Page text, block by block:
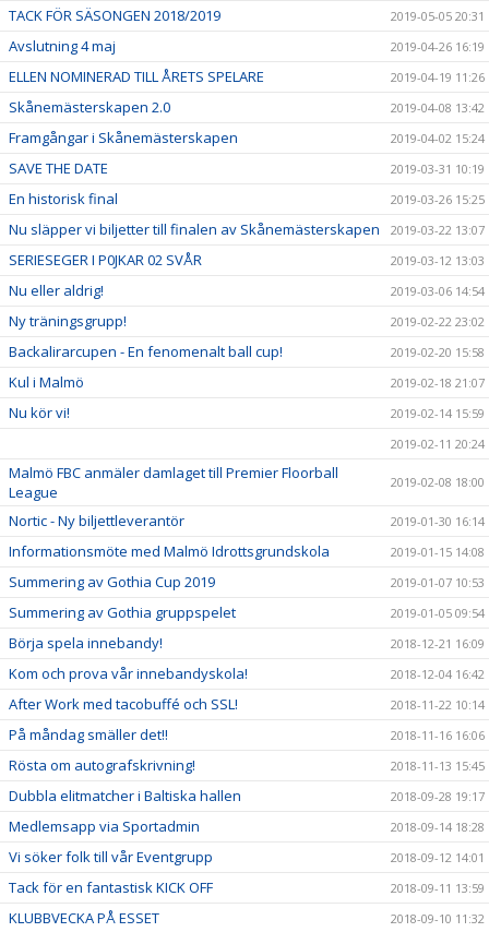
TACK FÖR SÄSONGEN 2018/2019 2019-05-05 20:31
Avslutning 4 maj 2019-04-26 16:19
ELLEN NOMINERAD TILL ÅRETS SPELARE 2019-04-19 11:26
Skånemästerskapen 2.0 2019-04-08 13:42
Framgångar i Skånemästerskapen 2019-04-02 15:24
SAVE THE DATE 2019-03-31 10:19
En historisk final 2019-03-26 15:25
Nu släpper vi biljetter till finalen av Skånemästerskapen 2019-03-22 13:07
SERIESEGER I P0JKAR 02 SVÅR 2019-03-12 13:03
Nu eller aldrig! 2019-03-06 14:54
Ny träningsgrupp! 2019-02-22 23:02
Backalirarcupen - En fenomenalt ball cup! 2019-02-20 15:58
Kul i Malmö 2019-02-18 21:07
Nu kör vi!
2019-02-14 15:59
2019-02-11 20:24
Malmö FBC anmäler damlaget till Premier Floorball
League
2019-02-08 18:00
Nortic - Ny biljettleverantör 2019-01-30 16:14
Informationsmöte med Malmö Idrottsgrundskola 2019-01-15 14:08
Summering av Gothia Cup 2019 2019-01-07 10:53
Summering av Gothia gruppspelet 2019-01-05 09:54
Börja spela innebandy! 2018-12-21 16:09
Kom och prova vår innebandyskola! 2018-12-04 16:42
After Work med tacobuffé och SSL! 2018-11-22 10:14
På måndag smäller det!! 2018-11-16 16:06
Rösta om autografskrivning! 2018-11-13 15:45
Dubbla elitmatcher i Baltiska hallen 2018-09-28 19:17
Medlemsapp via Sportadmin 2018-09-14 18:28
Vi söker folk till vår Eventgrupp 2018-09-12 14:01
Tack för en fantastisk KICK OFF 2018-09-11 13:59
KLUBBVECKA PÅ ESSET
2018-09-10 11:32